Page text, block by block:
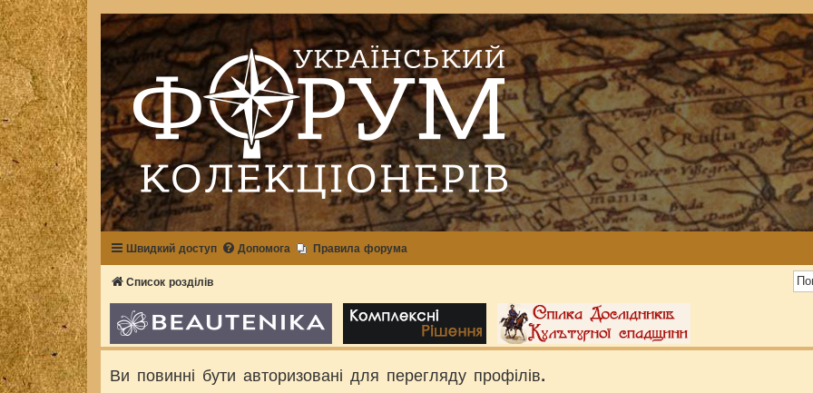
Швидкий доступ Допомога Правила форума
Список розділів
Ви повинні бути авторизовані для перегляду профілів.